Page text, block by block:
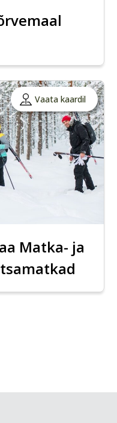
Vaata kaardil
Matka- ja